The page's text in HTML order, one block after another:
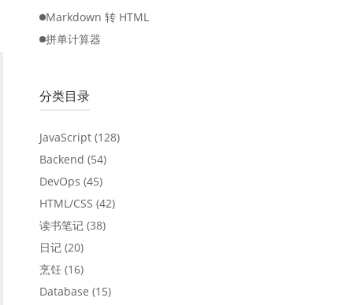
Markdown 转 HTML
拼单计算器
分类目录
JavaScript(128)
Backend (54)
DevOps (45)
HTML/CSS (42)
读书笔记(38)
日记(20)
烹饪(16)
Database (15)